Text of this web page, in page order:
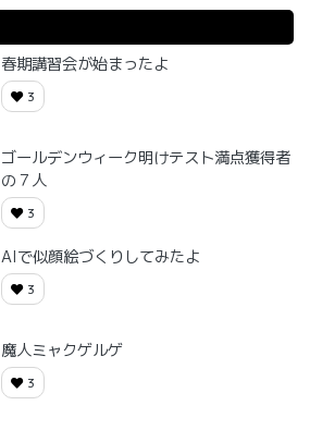
春期講習会が始まったよ
3
ゴールデンウィーク明けテスト満点獲得者
の７人
3
AIで似顔絵づくりしてみたよ
3
魔人ミャクゲルゲ
3